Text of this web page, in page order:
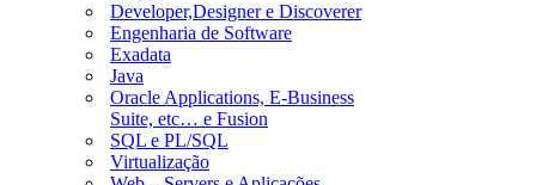
Developer,Designer e Discoverer
Engenharia de Software
Exadata
Java
Oracle Applications, E-Business
Suite, etc… e Fusion
SQL e PL/SQL
Virtualização